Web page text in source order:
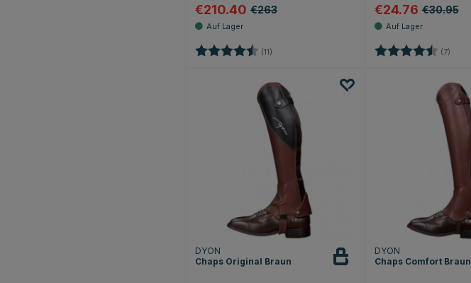
€210.40 €263
Bewertung: (11)
€24.76 €30.95
Bewertung: (7)
DYON
Chaps Original Braun
DYON
Chaps Comfort Braun